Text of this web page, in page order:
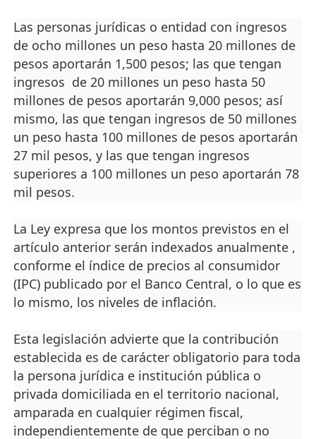
Las personas jurídicas o entidad con ingresos
de ocho millones un peso hasta 20 millones de
pesos aportarán 1,500 pesos; las que tengan
ingresos de 20 millones un peso hasta 50
millones de pesos aportarán 9,000 pesos; así
mismo, las que tengan ingresos de 50 millones
un peso hasta 100 millones de pesos aportarán
27 mil pesos, y las que tengan ingresos
superiores a 100 millones un peso aportarán 78
mil pesos.
La Ley expresa que los montos previstos en el
artículo anterior serán indexados anualmente ,
conforme el índice de precios al consumidor
(IPC) publicado por el Banco Central, o lo que es
lo mismo, los niveles de inflación.
Esta legislación advierte que la contribución
establecida es de carácter obligatorio para toda
la persona jurídica e institución pública o
privada domiciliada en el territorio nacional,
amparada en cualquier régimen fiscal,
independientemente de que perciban o no